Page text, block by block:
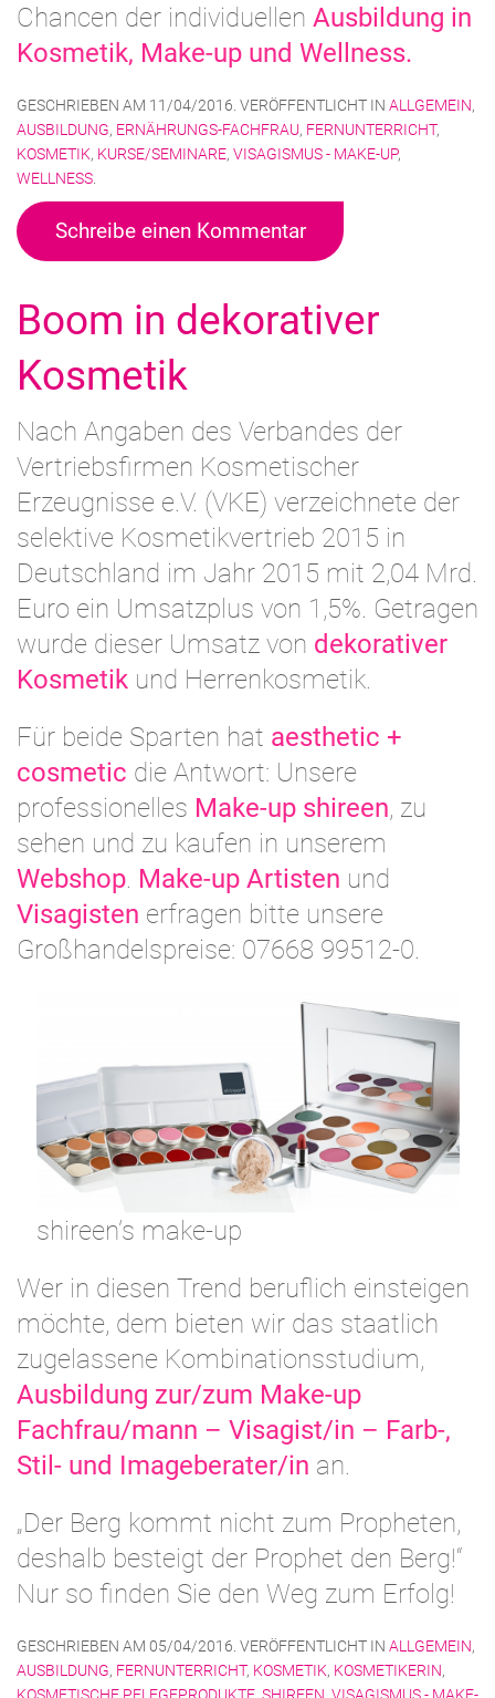
Chancen der individuellen Ausbildung in
Kosmetik, Make-up und Wellness.
GESCHRIEBEN AM 11/04/2016 . VERÖFFENTLICHT IN ALLGEMEIN,
AUSBILDUNG, ERNÄHRUNGS-FACHFRAU, FERNUNTERRICHT,
KOSMETIK, KURSE/SEMINARE, VISAGISMUS - MAKE-UP,
WELLNESS
Schreibe einen Kommentar
Boom in dekorativer
Kosmetik
Nach Angaben des Verbandes der
Vertriebsfirmen Kosmetischer
Erzeugnisse e.V. (VKE) verzeichnete der
selektive Kosmetikvertrieb 2015 in
Deutschland im Jahr 2015 mit 2,04 Mrd.
Euro ein Umsatzplus von 1,5%. Getragen
wurde dieser Umsatz von dekorativer
Kosmetik und Herrenkosmetik.
Für beide Sparten hat aesthetic +
cosmetic die Antwort: Unsere
professionelles Make-up shireen, zu
sehen und zu kaufen in unserem
Webshop. Make-up Artisten und
Visagisten erfragen bitte unsere
Großhandelspreise: 07668 99512-0.
shireen’s make-up
Wer in diesen Trend beruflich einsteigen
möchte, dem bieten wir das staatlich
zugelassene Kombinationsstudium,
Ausbildung zur/zum Make-up
Fachfrau/mann – Visagist/in – Farb-,
Stil- und Imageberater/in an.
„Der Berg kommt nicht zum Propheten,
deshalb besteigt der Prophet den Berg!“
Nur so finden Sie den Weg zum Erfolg!
GESCHRIEBEN AM 05/04/2016 . VERÖFFENTLICHT IN ALLGEMEIN,
AUSBILDUNG, FERNUNTERRICHT, KOSMETIK, KOSMETIKERIN,
KOSMETISCHE PFLEGEPRODUKTE SHIREEN VISAGISMUS - MAKE-